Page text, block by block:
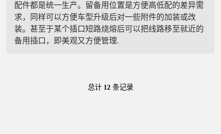
配件都是统一生产。留备用位置是方便高低配的差异需
求，同样可以方便车型升级后对一些附件的加装或改
装。甚至于某个插口短路烧熔后可以把线路移至就近的
备用插口，即美观又方便管理.
总计 12 条记录